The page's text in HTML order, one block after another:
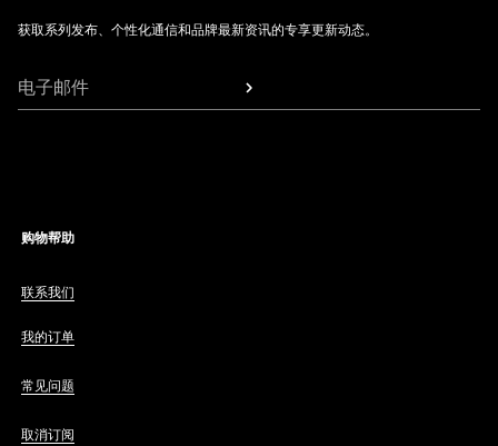
获取系列发布、个性化通信和品牌最新资讯的专享更新动态。
电子邮件
购物帮助
联系我们
我的订单
常见问题
取消订阅